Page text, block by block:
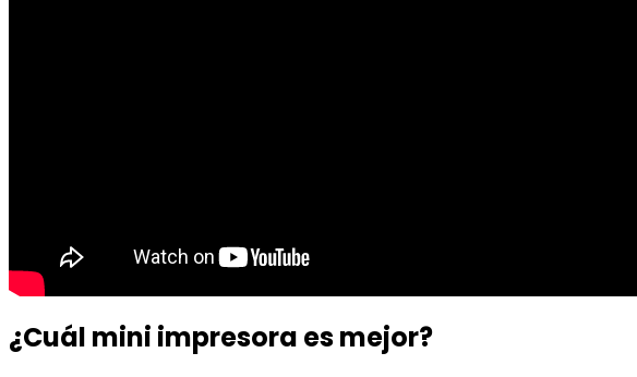
¿Cuál mini impresora es mejor?